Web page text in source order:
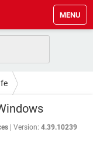
MENU
Version: 4.39.10239